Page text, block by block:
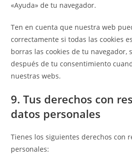
«Ayuda» de tu navegador.
Ten en cuenta que nuestra web
correctamente si todas las cookies
borras las cookies de tu navegador,
después de tu consentimiento
nuestras webs.
9. Tus derechos con
datos personales
Tienes los siguientes derechos con
personales: